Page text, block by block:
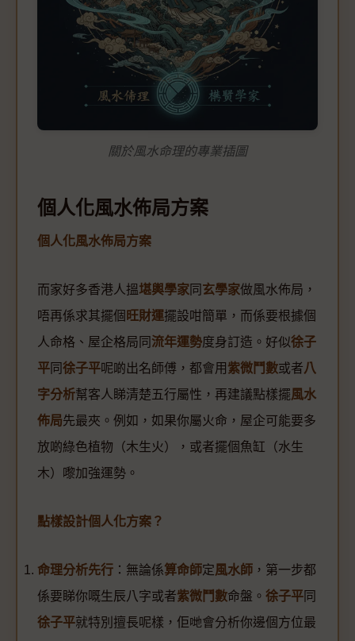
關於風水命理的專業插圖
個人化風水佈局方案
個人化風水佈局方案
而家好多香港人搵堪輿學家 同 玄學家做風水佈局，
唔再係求其擺個 旺財運擺設咁簡單，而係要根據個
人命格、屋企格局同 流年運勢度身訂造。好似徐子
平 同 徐子平呢啲出名師傅，都會用 紫微鬥數或者八
字分析幫客人睇清楚五行屬性，再建議點樣擺風水
佈局先最夾。例如，如果你屬火命，屋企可能要多
放啲綠色植物（木生火），或者擺個魚缸（水生
木）嚟加強運勢。
點樣設計個人化方案？
命理分析先行 ：無論係算命師定風水師 ，第一步都
係要睇你嘅生辰八字或者紫微鬥數命盤。 徐子平 同
徐子平就特別擅長呢樣，佢哋會分析你邊個方位最